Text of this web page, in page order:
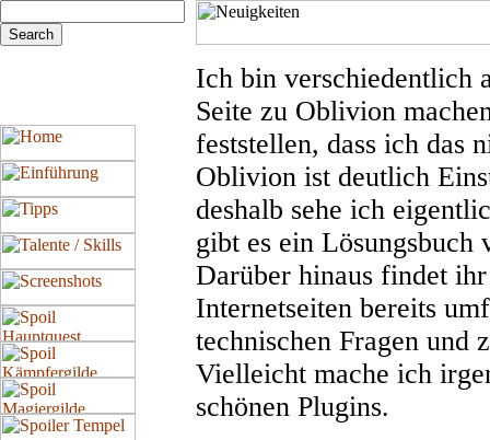
Ich bin verschiedentlich
Seite zu Oblivion
feststellen, dass ich das
Oblivion ist deutlich
deshalb sehe ich
gibt es ein Lösungsbuch
Darüber hinaus findet
Internetseiten bereits
technischen Fragen und
Vielleicht mache ich
schönen Plugins.